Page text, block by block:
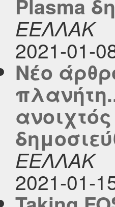
Plasma
ΕΕΛΛΑΚ
2021-01-
Νέο
ΕΕΛΛΑΚ
2021-01-